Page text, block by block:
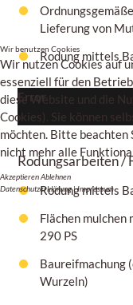
Lieferung von
Rodung mittels
Error
Rodungsarbeiten /
Rodung mittels
Flächen
290 PS
Baureifmachung
Wurzeln)
Wir benutzen Cookies
Wir nutzen Cookies auf
essenziell für den
diese Website und die
Cookies). Sie können
möchten. Bitte beachten
nicht mehr alle
AkzeptierenAblehnen
Datenschutzerklärung|Impressum